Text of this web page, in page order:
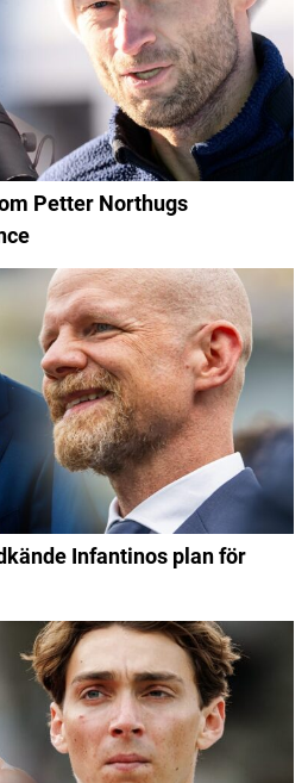
Petter Northugs
Infantinos plan för